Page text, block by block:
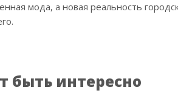
мода, а новая реальность
быть интересно